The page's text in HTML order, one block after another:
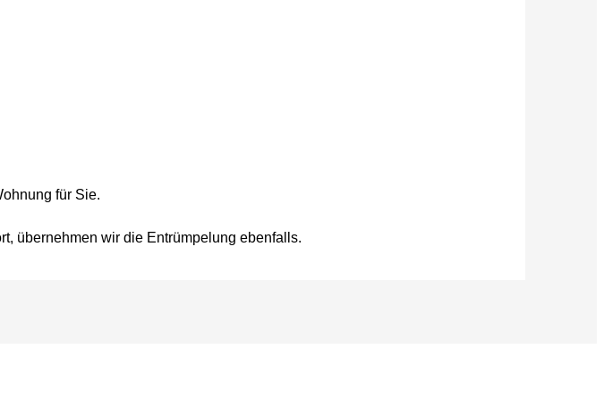
für Sie.
übernehmen wir die Entrümpelung ebenfalls.